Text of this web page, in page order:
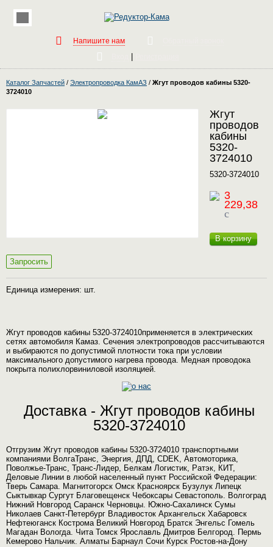
Напишите нам
Каталог Запчастей / Электропроводка КамАЗ / Жгут проводов кабины 5320-
3724010
Жгут
проводов
кабины
5320-
3724010
5320-3724010
3
229,38
c
В корзину
Запросить
Единица измерения: шт.
Жгут проводов кабины 5320-3724010применяется в электрических
сетях автомобиля Камаз. Сечения электропроводов рассчитываются
и выбираются по допустимой плотности тока при условии
максимального допустимого нагрева провода. Медная проводока
покрыта полихлорвиниловой изоляцией.
Доставка - Жгут проводов кабины
5320-3724010
Отгрузим Жгут проводов кабины 5320-3724010 транспортными
компаниями ВолгаТранс, Энергия, ДПД, CDEK, Автомоторика,
Поволжье-Транс, Транс-Лидер, Белкам Логистик, Ратэк, КИТ,
Деловые Линии в любой населенный пункт Российской Федерации:
Тверь Самара. Магнитогорск Омск Красноярск Бузулук Липецк
Сыктывкар Сургут Благовещенск Чебоксары Севастополь. Волгоград
Нижний Новгород Саранск Черновцы. Южно-Сахалинск Сумы
Николаев Санкт-Петербург Владивосток Архангельск Хабаровск
Нефтеюганск Кострома Великий Новгород Братск Энгельс Гомель
Магадан Вологда. Чита Томск Ярославль Дмитров Белгород. Пермь
Кемерово Нальчик. Алматы Барнаул Сочи Курск Ростов-на-Дону